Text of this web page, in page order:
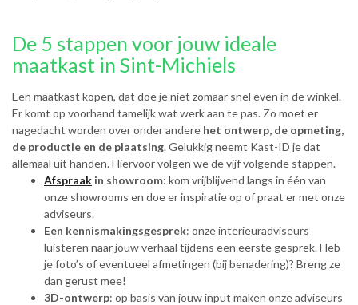
De 5 stappen voor jouw ideale
maatkast in Sint-Michiels
Een maatkast kopen, dat doe je niet zomaar snel even in de winkel.
Er komt op voorhand tamelijk wat werk aan te pas. Zo moet er
nagedacht worden over onder andere het ontwerp, de opmeting,
de productie en de plaatsing. Gelukkig neemt Kast-ID je dat
allemaal uit handen. Hiervoor volgen we de vijf volgende stappen.
Afspraak in showroom: kom vrijblijvend langs in één van
onze showrooms en doe er inspiratie op of praat er met onze
adviseurs.
Een kennismakingsgesprek: onze interieuradviseurs
luisteren naar jouw verhaal tijdens een eerste gesprek. Heb
je foto’s of eventueel afmetingen (bij benadering)? Breng ze
dan gerust mee!
3D-ontwerp: op basis van jouw input maken onze adviseurs